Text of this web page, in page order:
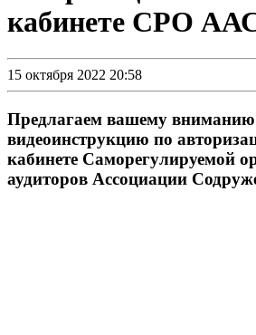
кабинете СРО
15 октября 2022 20:58
Предлагаем вашему вниманию
видеоинструкцию по
кабинете Саморегулируемой
аудиторов Ассоциации